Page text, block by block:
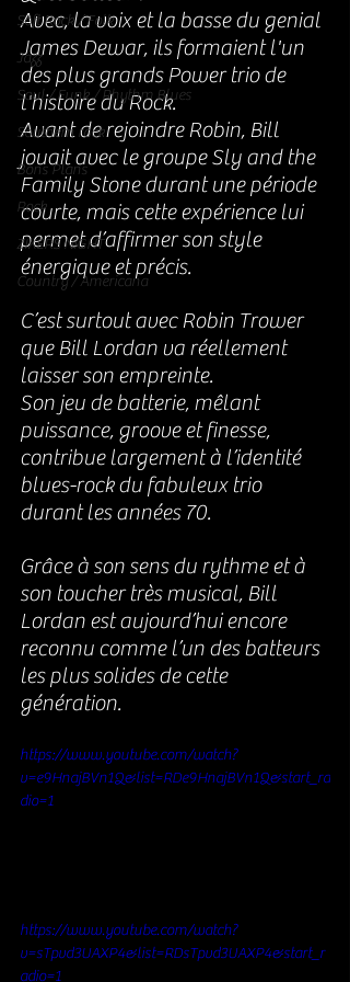
Soft Rock / Folk
Jazz
Soul / Funk / Rhythm Blues
Southern rock
Bons Plans
Rock
ZIKERS NIGHT
Country / Americana
Avec, la voix et la basse du genial
James Dewar, ils formaient l'un
des plus grands Power trio de
l'histoire du Rock.
Avant de rejoindre Robin, Bill
jouait avec le groupe Sly and the
Family Stone durant une période
courte, mais cette expérience lui
permet d’affirmer son style
énergique et précis.
C’est surtout avec Robin Trower
que Bill Lordan va réellement
laisser son empreinte.
Son jeu de batterie, mêlant
puissance, groove et finesse,
contribue largement à l’identité
blues-rock du fabuleux trio
durant les années 70.
Grâce à son sens du rythme et à
son toucher très musical, Bill
Lordan est aujourd’hui encore
reconnu comme l’un des batteurs
les plus solides de cette
génération.
https://www.youtube.com/watch?
v=e9HnajBVn1Q&list=RDe9HnajBVn1Q&start_ra
dio=1
https://www.youtube.com/watch?
v=sTpvd3UAXP4&list=RDsTpvd3UAXP4&start_r
adio=1